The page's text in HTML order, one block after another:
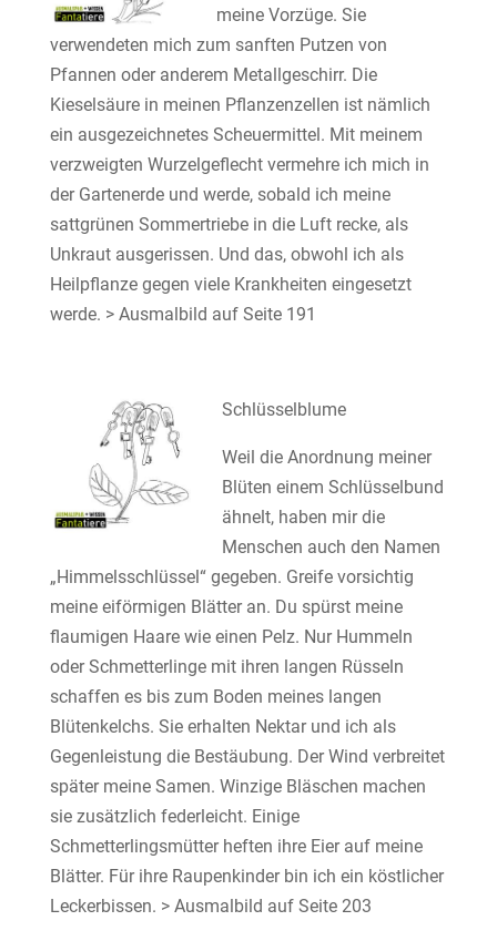
meine Vorzüge. Sie
verwendeten mich zum sanften Putzen von
Pfannen oder anderem Metallgeschirr. Die
Kieselsäure in meinen Pflanzenzellen ist nämlich
ein ausgezeichnetes Scheuermittel. Mit meinem
verzweigten Wurzelgeflecht vermehre ich mich in
der Gartenerde und werde, sobald ich meine
sattgrünen Sommertriebe in die Luft recke, als
Unkraut ausgerissen. Und das, obwohl ich als
Heilpflanze gegen viele Krankheiten eingesetzt
werde. > Ausmalbild auf Seite 191
Schlüsselblume
Weil die Anordnung meiner
Blüten einem Schlüsselbund
ähnelt, haben mir die
Menschen auch den Namen
„Himmelsschlüssel“ gegeben. Greife vorsichtig
meine eiförmigen Blätter an. Du spürst meine
flaumigen Haare wie einen Pelz. Nur Hummeln
oder Schmetterlinge mit ihren langen Rüsseln
schaffen es bis zum Boden meines langen
Blütenkelchs. Sie erhalten Nektar und ich als
Gegenleistung die Bestäubung. Der Wind verbreitet
später meine Samen. Winzige Bläschen machen
sie zusätzlich federleicht. Einige
Schmetterlingsmütter heften ihre Eier auf meine
Blätter. Für ihre Raupenkinder bin ich ein köstlicher
Leckerbissen. > Ausmalbild auf Seite 203